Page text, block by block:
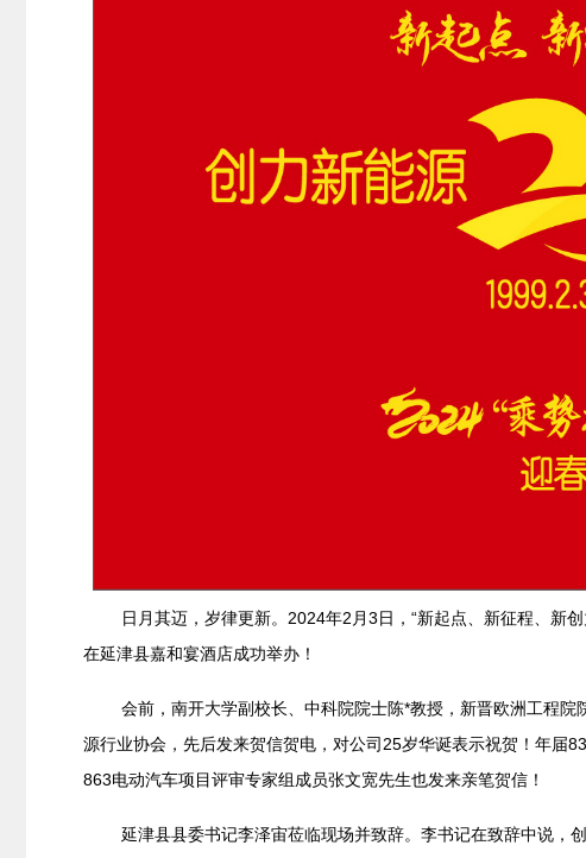
日月其迈，岁律更新。2024年2月3日，“新起点、新征程、新
在延津县嘉和宴酒店成功举办！
会前，南开大学副校长、中科院院士陈*教授，新晋欧洲工程
源行业协会，先后发来贺信贺电，对公司25岁华诞表示祝贺！年届
863电动汽车项目评审专家组成员张文宽先生也发来亲笔贺信！
延津县县委书记李泽宙莅临现场并致辞。李书记在致辞中说，